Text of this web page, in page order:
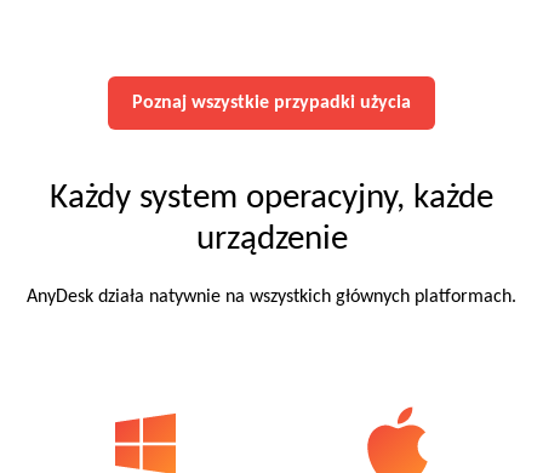
Poznaj wszystkie przypadki użycia
Każdy system operacyjny, każde
urządzenie
AnyDesk działa natywnie na wszystkich głównych platformach.